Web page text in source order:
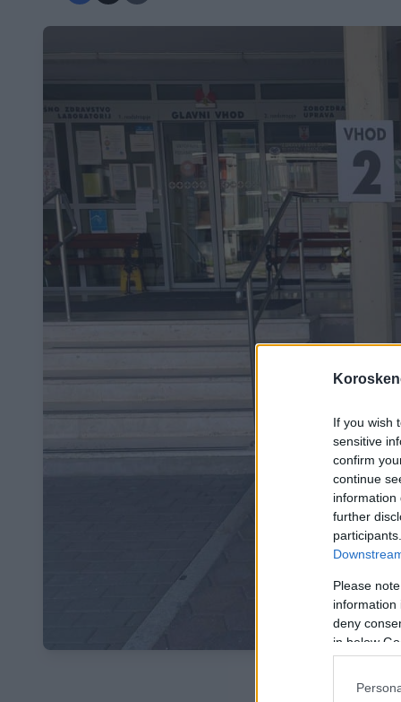
If you wish
sensitive
confirm
continue
information
further
Please
information
deny
in below